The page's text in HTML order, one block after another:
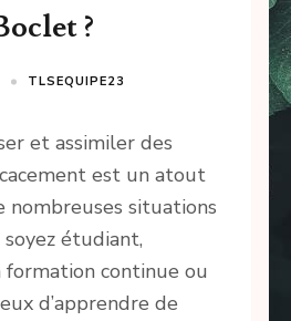
?
TLSEQUIPE23
et assimiler des
est un atout
nombreuses situations
étudiant,
formation continue ou
d’apprendre de